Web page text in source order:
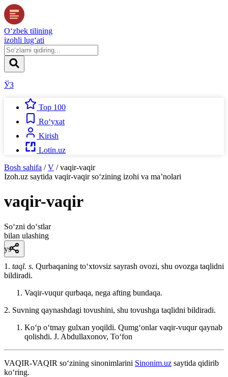
O‘zbek tilining
izohli lug‘ati
ЎЗ
Top 100
Ro‘yxat
Kirish
Lotin.uz
Bosh sahifa / V / vaqir-vaqir
Izoh.uz saytida vaqir-vaqirso‘zining izohi va ma’nolari
vaqir-vaqir
So‘zni do‘stlar
bilan ulashing
ys
1. taql. s. Qurbaqaning toʻxtovsiz sayrash ovozi, shu ovozga taqlidni
bildiradi.
Vaqir-vuqur qurbaqa, nega afting bundaqa.
2. Suvning qaynashdagi tovushini, shu tovushga taqlidni bildiradi.
Koʻp oʻtmay gulxan yoqildi. Qumgʻonlar vaqir-vuqur qaynab
qolishdi. J. Abdullaxonov, Toʻfon
VAQIR-VAQIR so‘zining sinonimlarini Sinonim.uz saytida qidirib
ko‘ring.